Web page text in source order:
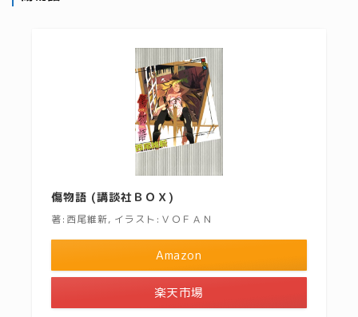
傷物語 (講談社ＢＯＸ)
著:西尾維新, イラスト:ＶＯＦＡＮ
Amazon
楽天市場